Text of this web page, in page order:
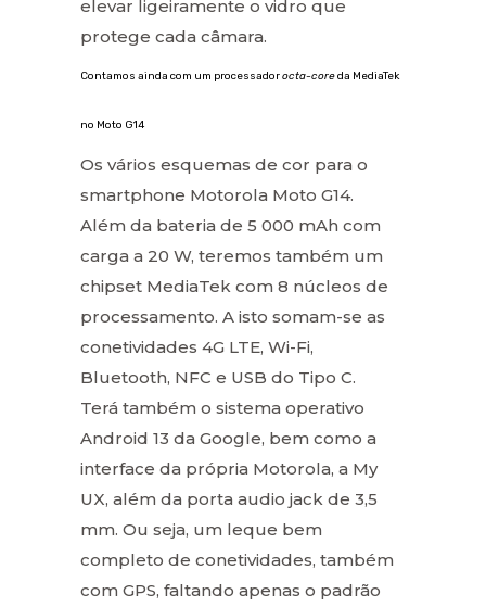
elevar ligeiramente o vidro que
protege cada câmara.
Contamos ainda com um processadorocta-coreda MediaTek
no Moto G14
Os vários esquemas de cor para o
smartphone Motorola Moto G14.
Além da bateria de 5 000 mAh com
carga a 20 W, teremos também um
chipset MediaTek com 8 núcleos de
processamento. A isto somam-se as
conetividades 4G LTE, Wi-Fi,
Bluetooth, NFC e USB do Tipo C.
Terá também o sistema operativo
Android 13 da Google, bem como a
interface da própria Motorola, a My
UX, além da porta audio jack de 3,5
mm. Ou seja, um leque bem
completo de conetividades, também
com GPS, faltando apenas o padrão